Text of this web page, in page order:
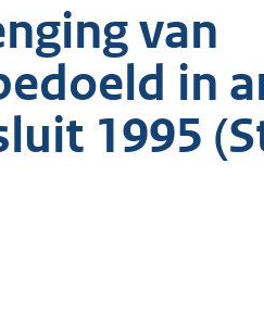
van
in
1995